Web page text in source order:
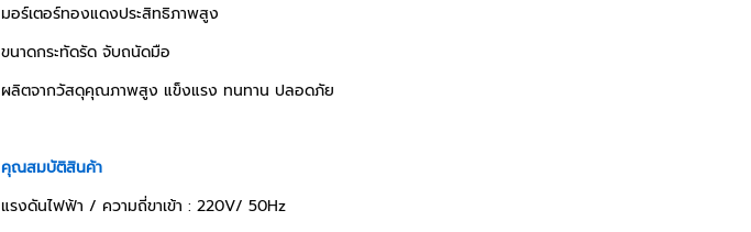
มอร์เตอร์ทองแดงประสิทธิภาพสูง
ขนาดกระทัดรัด จับถนัดมือ
ผลิตจากวัสดุคุณภาพสูง แข็งแรง ทนทาน ปลอดภัย
คุณสมบัติสินค้า
แรงดันไฟฟ้า / ความถี่ขาเข้า : 220V/ 50Hz